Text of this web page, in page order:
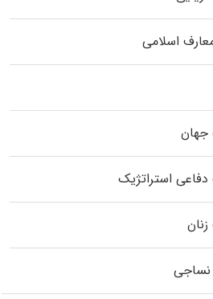
اسلامی
جهان
استراتژیک
نساجی